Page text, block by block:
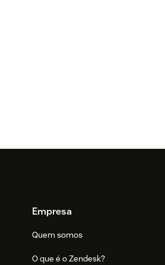
Empresa
Quem somos
O que é o Zendesk?